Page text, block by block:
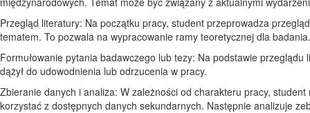
Przegląd literatury: Na początku pracy, student przeprowadza
tematem. To pozwala na wypracowanie ramy teoretycznej dla badania.
Formułowanie pytania badawczego lub tezy: Na podstawie
dążył do udowodnienia lub odrzucenia w pracy.
Zbieranie danych i analiza: W zależności od charakteru pracy,
korzystać z dostępnych danych sekundarnych. Następnie analizuje